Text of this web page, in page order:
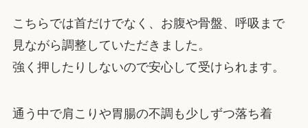
こちらでは首だけでなく、お腹や骨盤、呼吸まで
見ながら調整していただきました。
強く押したりしないので安心して受けられます。
通う中で肩こりや胃腸の不調も少しずつ落ち着